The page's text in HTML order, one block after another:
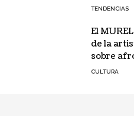
TENDENCIAS
El
de la
sobre
CULTURA